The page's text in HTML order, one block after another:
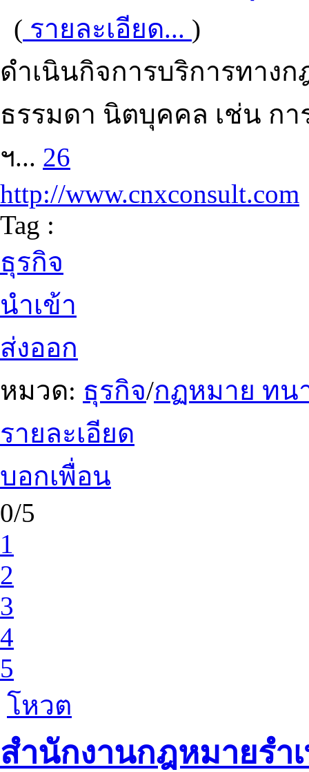
( รายละเอียด... )
ดำเนินกิจการบริการทาง
ธรรมดา นิตบุคคล เช่น กา
ฯ... 26
http://www.cnxconsult.com
Tag :
ธุรกิจ
นำเข้า
ส่งออก
หมวด: ธุรกิจ/กฏหมาย ทน
รายละเอียด
บอกเพื่อน
0/5
1
2
3
4
5
โหวต
สำนักงานกฎหมายรำ